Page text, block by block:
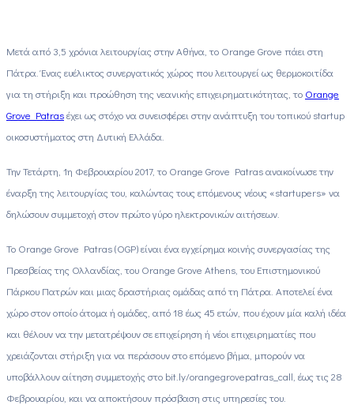
Μετά από 3,5 χρόνια λειτουργίας στην Αθήνα, το Orange Grove πάει στη
Πάτρα. Ένας ευέλικτος συνεργατικός χώρος που λειτουργεί ως θερμοκοιτίδα
για τη στήριξη και προώθηση της νεανικής επιχειρηματικότητας, το Orange
Grove Patrasέχει ως στόχο να συνεισφέρει στην ανάπτυξη του τοπικού startup
οικοσυστήματος στη Δυτική Ελλάδα.
Την Τετάρτη, 1η Φεβρουαρίου 2017, το Orange Grove Patras ανακοίνωσε την
έναρξη της λειτουργίας του, καλώντας τους επόμενους νέους «startupers» να
δηλώσουν συμμετοχή στον πρώτο γύρο ηλεκτρονικών αιτήσεων.
Το Orange Grove Patras (OGP) είναι ένα εγχείρημα κοινής συνεργασίας της
Πρεσβείας της Ολλανδίας, του Orange Grove Athens, του Επιστημονικού
Πάρκου Πατρών και μιας δραστήριας ομάδας από τη Πάτρα. Αποτελεί ένα
χώρο στον οποίο άτομα ή ομάδες, από 18 έως 45 ετών, που έχουν μία καλή ιδέα
και θέλουν να την μετατρέψουν σε επιχείρηση ή νέοι επιχειρηματίες που
χρειάζονται στήριξη για να περάσουν στο επόμενο βήμα, μπορούν να
υποβάλλουν αίτηση συμμετοχής στο bit.ly/orangegrovepatras_call, έως τις 28
Φεβρουαρίου, και να αποκτήσουν πρόσβαση στις υπηρεσίες του.